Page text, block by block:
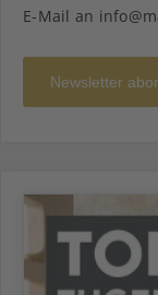
E-Mail an